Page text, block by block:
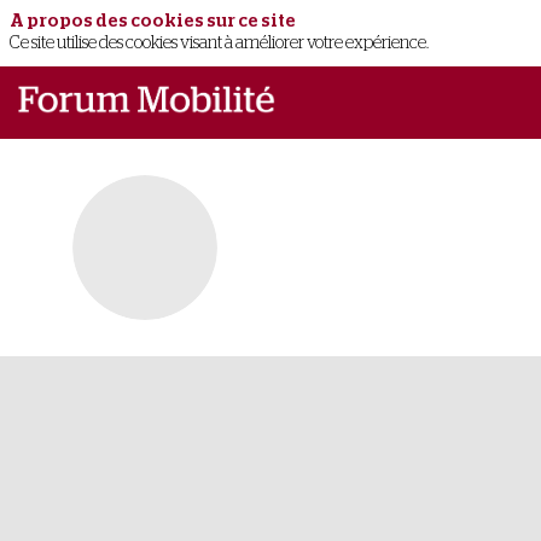
A propos des cookies sur ce site
Ce site utilise des cookies visant à améliorer votre expérience.